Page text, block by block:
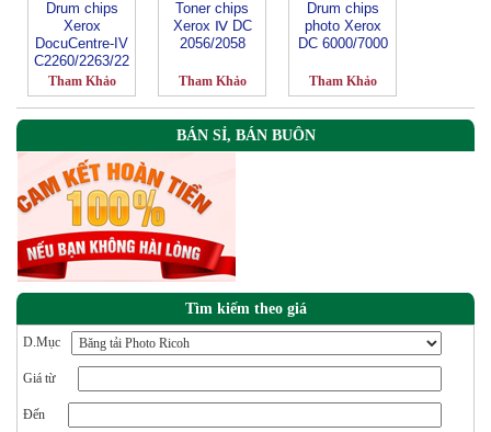
Drum chips
Xerox
DocuCentre-IV
C2260/2263/22
65
Tham Khảo
Toner chips
Xerox Ⅳ DC
2056/2058
Tham Khảo
Drum chips
photo Xerox
DC 6000/7000
Tham Khảo
BÁN SỈ, BÁN BUÔN
Tìm kiếm theo giá
D.Mục
Giá từ
Đến